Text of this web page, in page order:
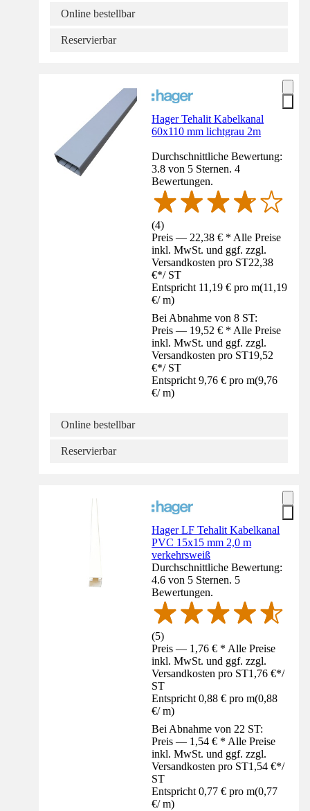
Online bestellbar
Reservierbar
Hager Tehalit Kabelkanal
60x110 mm lichtgrau 2m
Durchschnittliche Bewertung:
3.8 von 5 Sternen. 4
Bewertungen.
(4)
Preis — 22,38 € * Alle Preise
inkl. MwSt. und ggf. zzgl.
Versandkosten pro ST22,38
€*/ ST
Entspricht 11,19 € pro m(11,19
€/ m)
Bei Abnahme von 8 ST:
Preis — 19,52 € * Alle Preise
inkl. MwSt. und ggf. zzgl.
Versandkosten pro ST19,52
€*/ ST
Entspricht 9,76 € pro m(9,76
€/ m)
Online bestellbar
Reservierbar
Hager LF Tehalit Kabelkanal
PVC 15x15 mm 2,0 m
verkehrsweiß
Durchschnittliche Bewertung:
4.6 von 5 Sternen. 5
Bewertungen.
(5)
Preis — 1,76 € * Alle Preise
inkl. MwSt. und ggf. zzgl.
Versandkosten pro ST1,76 €*/
ST
Entspricht 0,88 € pro m(0,88
€/ m)
Bei Abnahme von 22 ST:
Preis — 1,54 € * Alle Preise
inkl. MwSt. und ggf. zzgl.
Versandkosten pro ST1,54 €*/
ST
Entspricht 0,77 € pro m(0,77
€/ m)